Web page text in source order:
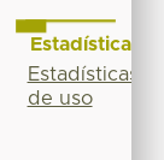
Estadísticas
Estadísticas
de uso